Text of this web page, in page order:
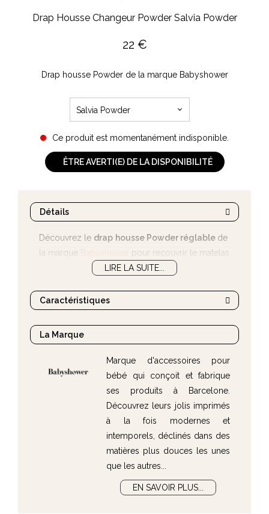
Drap Housse Changeur Powder Salvia Powder
22 €
Drap housse Powder de la marque Babyshower
Salvia Powder
Ce produit est momentanément indisponible.
ÊTRE AVERTI(E) DE LA DISPONIBILITÉ
Détails
Découvrez le drap housse Powder réglable de
la marque Babyshower pour recouvrir le matelas
de la poussette de bébé.LIRE LA SUITE...
Caractéristiques
La Marque
Marque d'accessoires pour
bébé qui conçoit et fabrique
ses produits à Barcelone.
Découvrez leurs jolis imprimés
à la fois modernes et
intemporels, déclinés dans des
matières plus douces les unes
que les autres...
EN SAVOIR PLUS...